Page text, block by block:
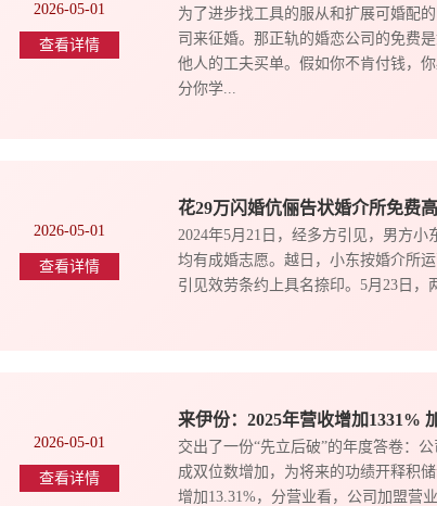
2026-05-01
查看详情
为了进步找工具的服从和扩展可婚配
司来征婚。那正轨的婚恋公司的免费
他人的工夫买单。假如你不肯付钱，
分你学...
2026-05-01
查看详情
花29万闪婚伉俪告状婚介所免费
2024年5月21日，经多方引见，男方
均有成婚志愿。越日，小东按婚介所
引见效劳条约上具名捺印。5月23日
2026-05-01
查看详情
来伊份：2025年营收增加1331%
交出了一份“先立后破”的年度答卷：
成双位数增加，为将来的功绩开释积
增加13.31%，分营业看，公司加盟营